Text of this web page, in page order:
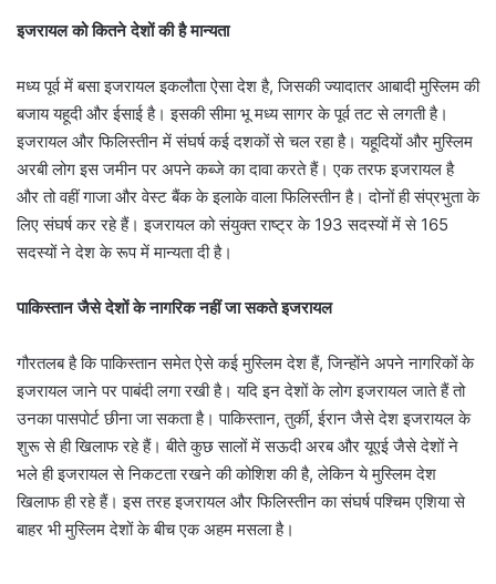
इजरायल को कितने देशों की है मान्यता
मध्य पूर्व में बसा इजरायल इकलौता ऐसा देश है, जिसकी ज्यादातर आबादी मुस्लिम की
बजाय यहूदी और ईसाई है। इसकी सीमा भू मध्य सागर के पूर्व तट से लगती है।
इजरायल और फिलिस्तीन में संघर्ष कई दशकों से चल रहा है। यहूदियों और मुस्लिम
अरबी लोग इस जमीन पर अपने कब्जे का दावा करते हैं। एक तरफ इजरायल है
और तो वहीं गाजा और वेस्ट बैंक के इलाके वाला फिलिस्तीन है। दोनों ही संप्रभुता के
लिए संघर्ष कर रहे हैं। इजरायल को संयुक्त राष्ट्र के 193 सदस्यों में से 165
सदस्यों ने देश के रूप में मान्यता दी है।
पाकिस्तान जैसे देशों के नागरिक नहीं जा सकते इजरायल
गौरतलब है कि पाकिस्तान समेत ऐसे कई मुस्लिम देश हैं, जिन्होंने अपने नागरिकों के
इजरायल जाने पर पाबंदी लगा रखी है। यदि इन देशों के लोग इजरायल जाते हैं तो
उनका पासपोर्ट छीना जा सकता है। पाकिस्तान, तुर्की, ईरान जैसे देश इजरायल के
शुरू से ही खिलाफ रहे हैं। बीते कुछ सालों में सऊदी अरब और यूएई जैसे देशों ने
भले ही इजरायल से निकटता रखने की कोशिश की है, लेकिन ये मुस्लिम देश
खिलाफ ही रहे हैं। इस तरह इजरायल और फिलिस्तीन का संघर्ष पश्चिम एशिया से
बाहर भी मुस्लिम देशों के बीच एक अहम मसला है।